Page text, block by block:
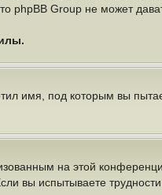
phpBB Group не может
имя, под которым вы
на этой
вы испытываете